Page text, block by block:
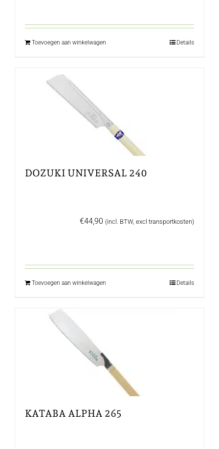
Toevoegen aan winkelwagen Details
DOZUKI UNIVERSAL 240
€44,90 (incl. BTW, excl transportkosten)
Toevoegen aan winkelwagen Details
KATABA ALPHA 265